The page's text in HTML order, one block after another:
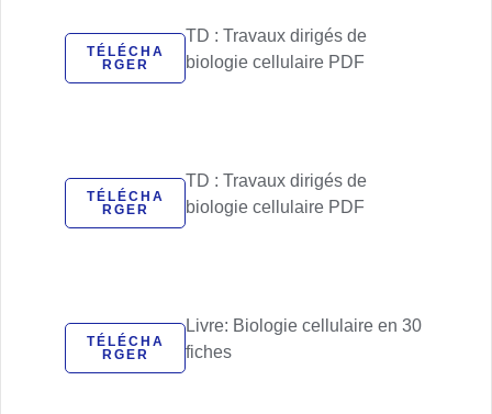
TD : Travaux dirigés de
biologie cellulaire PDF
TÉLÉCHA
RGER
TD : Travaux dirigés de
biologie cellulaire PDF
TÉLÉCHA
RGER
Livre: Biologie cellulaire en 30
fiches
TÉLÉCHA
RGER